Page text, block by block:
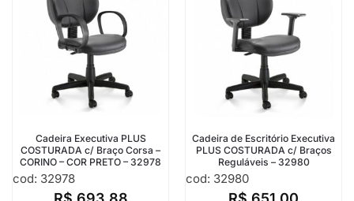
Cadeira Executiva PLUS
COSTURADA c/ Braço Corsa –
CORINO – COR PRETO – 32978
cod: 32978
Cadeira de Escritório Executiva
PLUS COSTURADA c/ Braços
Reguláveis – 32980
cod: 32980